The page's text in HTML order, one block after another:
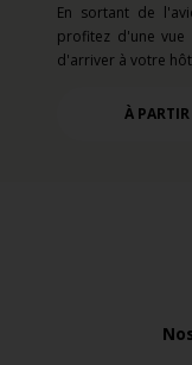
En sortant de
profitez d'une vue
d'arriver à votre
À